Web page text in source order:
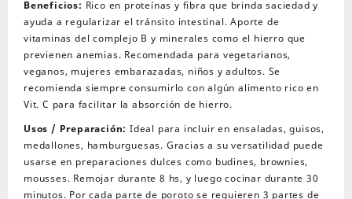
Beneficios: Rico en proteínas y fibra que brinda saciedad y
ayuda a regularizar el tránsito intestinal. Aporte de
vitaminas del complejo B y minerales como el hierro que
previenen anemias. Recomendada para vegetarianos,
veganos, mujeres embarazadas, niños y adultos. Se
recomienda siempre consumirlo con algún alimento rico en
Vit. C para facilitar la absorción de hierro.
Usos / Preparación: Ideal para incluir en ensaladas, guisos,
medallones, hamburguesas. Gracias a su versatilidad puede
usarse en preparaciones dulces como budines, brownies,
mousses. Remojar durante 8 hs, y luego cocinar durante 30
minutos. Por cada parte de poroto se requieren 3 partes de